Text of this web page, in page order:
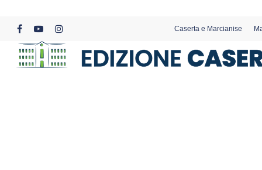
content
facebookyoutubeinstagram
Caserta e Marcianise